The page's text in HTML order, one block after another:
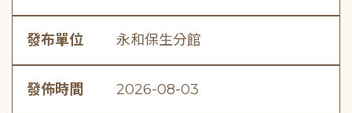
發布單位 永和保生分館
發佈時間 2026-08-03